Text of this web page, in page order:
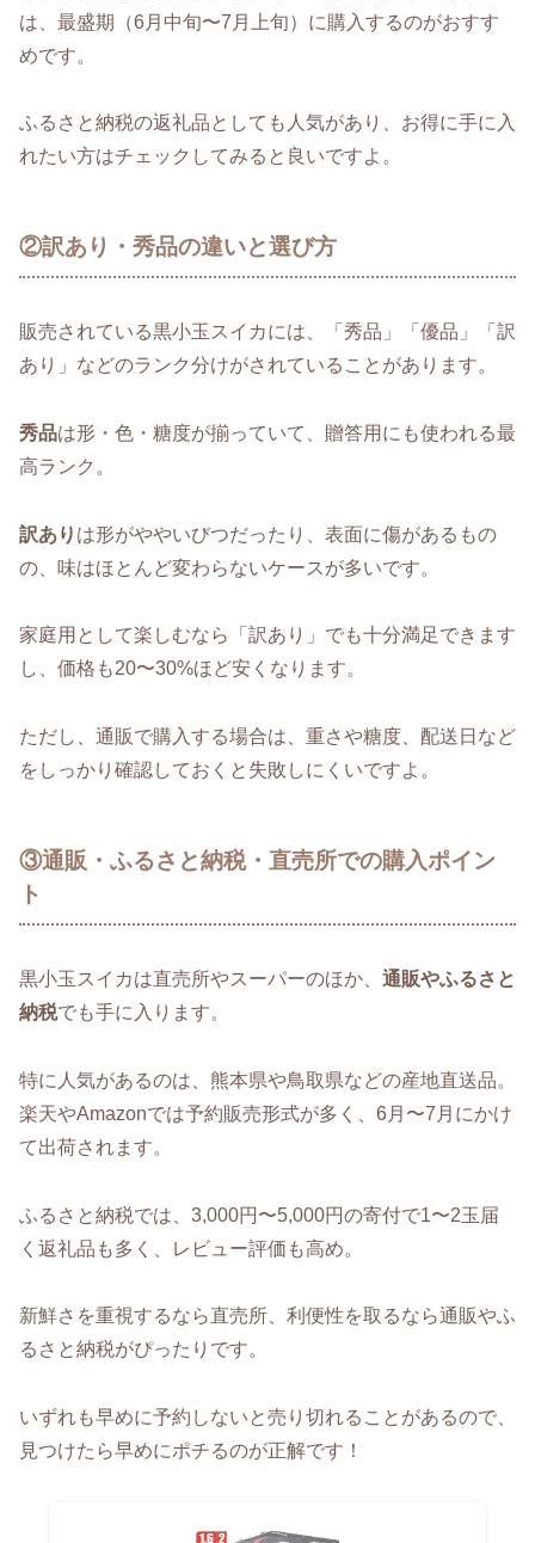
は、最盛期（6月中旬〜7月上旬）に購入するのがおすす
めです。
ふるさと納税の返礼品としても人気があり、お得に手に入
れたい方はチェックしてみると良いですよ。
②訳あり・秀品の違いと選び方
販売されている黒小玉スイカには、「秀品」「優品」「訳
あり」などのランク分けがされていることがあります。
秀品は形・色・糖度が揃っていて、贈答用にも使われる最
高ランク。
訳あり は形がややいびつだったり、表面に傷があるもの
の、味はほとんど変わらないケースが多いです。
家庭用として楽しむなら「訳あり」でも十分満足できます
し、価格も20〜30%ほど安くなります。
ただし、通販で購入する場合は、重さや糖度、配送日など
をしっかり確認しておくと失敗しにくいですよ。
③通販・ふるさと納税・直売所での購入ポイン
ト
黒小玉スイカは直売所やスーパーのほか、 通販やふるさと
納税でも手に入ります。
特に人気があるのは、熊本県や鳥取県などの産地直送品。
楽天やAmazonでは予約販売形式が多く、6月〜7月にかけ
て出荷されます。
ふるさと納税では、3,000円〜5,000円の寄付で1〜2玉届
く返礼品も多く、レビュー評価も高め。
新鮮さを重視するなら直売所、利便性を取るなら通販やふ
るさと納税がぴったりです。
いずれも早めに予約しないと売り切れることがあるので、
見つけたら早めにポチるのが正解です！